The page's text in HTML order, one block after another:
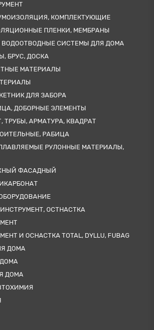
КОМПЛЕКТУЮЩИЕ
ПЛЕНКИ, МЕМБРАНЫ
ВОДООТВОДНЫЕ СИСТЕМЫ ДЛЯ ДОМА
БРУС, ДОСКА
МАТЕРИАЛЫ
ДЛЯ ЗАБОРА
ДОБОРНЫЕ ЭЛЕМЕНТЫ
ТРУБЫ, АРМАТУРА, КВАДРАТ
РАБИЦА
РУЛОННЫЕ МАТЕРИАЛЫ,
ФАСАДНЫЙ
ОСТНАСТКА
И ОСНАСТКА TOTAL, DYLLU, FUBAG
ДОМА
ДОМА